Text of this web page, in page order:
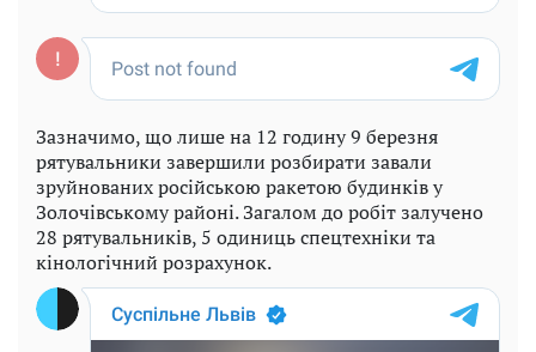
Зазначимо, що лише на 12 годину 9 березня
рятувальники завершили розбирати завали
зруйнованих російською ракетою будинків у
Золочівському районі. Загалом до робіт залучено
28 рятувальників, 5 одиниць спецтехніки та
кінологічний розрахунок.